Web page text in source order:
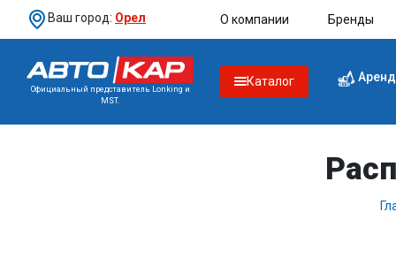
Ваш город: Орел О компании Бренды
Официальный представитель Lonking и
MST.
Каталог